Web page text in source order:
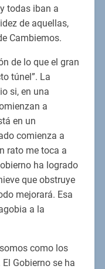
todas iban a
de aquellas,
Cambiemos.
de lo que el gran
túnel”. La
si, en una
a
en un
comienza a
rato me toca a
ha logrado
que obstruye
mejorará. Esa
a la
como los
Gobierno se ha